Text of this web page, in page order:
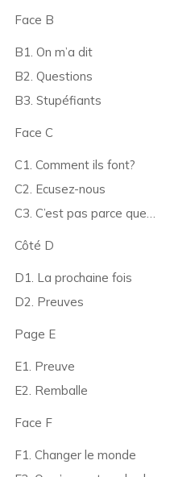
Face B
B1. On m’a dit
B2. Questions
B3. Stupéfiants
Face C
C1. Comment ils font?
C2. Ecusez-nous
C3. C’est pas parce que…
Côté D
D1. La prochaine fois
D2. Preuves
Page E
E1. Preuve
E2. Remballe
Face F
F1. Changer le monde